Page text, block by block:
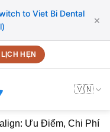
to Viet Bi Dental
×
HẸN
🇻🇳
Ưu Điểm, Chi Phí